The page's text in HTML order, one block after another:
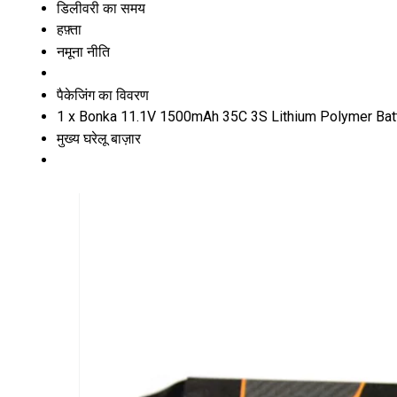
डिलीवरी का समय
हफ़्ता
नमूना नीति
पैकेजिंग का विवरण
1 x Bonka 11.1V 1500mAh 35C 3S Lithium Polymer
मुख्य घरेलू बाज़ार